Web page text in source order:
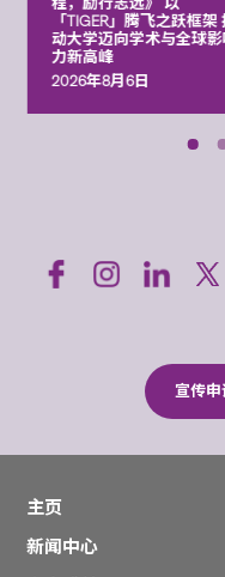
「TIGER」腾飞之跃框架
动大学迈向学术与全球影
力新高峰
2026年8月6日
宣传申
主页
新闻中心